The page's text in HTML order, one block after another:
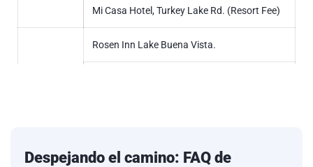
Mi Casa Hotel, Turkey Lake Rd. (Resort Fee)
Rosen Inn Lake Buena Vista.
Despejando el camino: FAQ de